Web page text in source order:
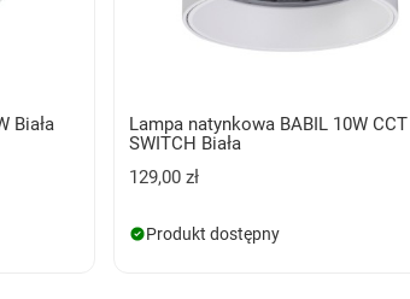
Biała
Lampa natynkowa BABIL 10W CCT
SWITCH Biała
129,00 zł
Produkt dostępny